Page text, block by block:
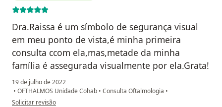
Dra.Raissa é um símbolo de segurança visual
em meu ponto de vista,é minha primeira
consulta ccom ela,mas,metade da minha
família é assegurada visualmente por ela.Grata!
19 de julho de 2022
• OFTHALMOS Unidade Cohab • Consulta Oftalmologia •
na opinião do utilizador Elsenir Pinheiro do Nascimento
Solicitar revisão